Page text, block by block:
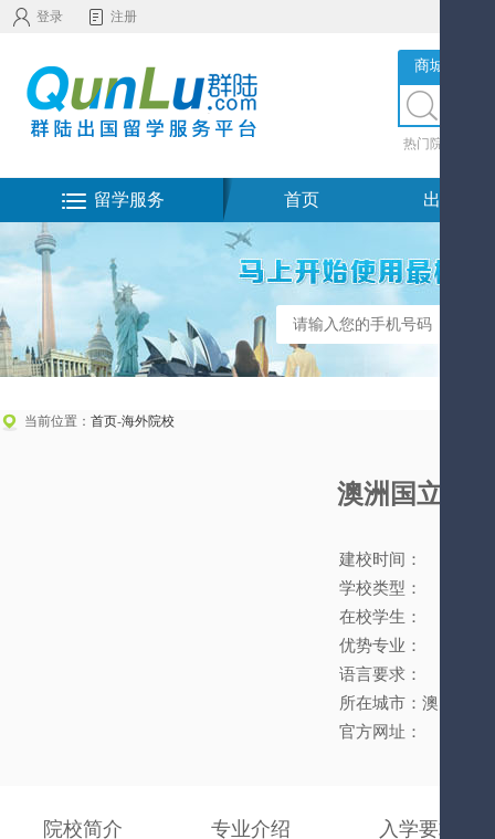
登录 注册
商城服务
热门院校
留学服务 首页 出国留学
当前位置： 首页-海外院校
澳洲国立大学
建校时间：
学校类型：
在校学生：
优势专业：
语言要求：
所在城市：澳大利亚
官方网址：
院校简介 专业介绍 入学要求